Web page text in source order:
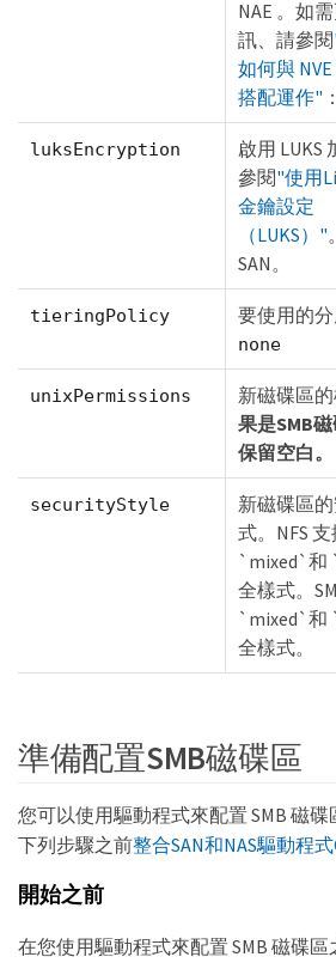
NAE 。如
訊、請參閱
如何與 NVE
搭配運作"
luksEncryption
啟用 LUKS
參閱"使用
金鑰設定
（LUKS）"
SAN。
tieringPolicy 要使用的
none
unixPermissions 新磁碟區的
果是SMB
保留空白。
securityStyle
新磁碟區
式。NFS 支
`mixed`和
全樣式。
`mixed`
全樣式。
準備配置SMB磁碟區
您可以使用驅動程式來配置 SMB 磁碟
下列步驟之前整合SAN和NAS驅動程式
開始之前
在您使用驅動程式來配置 SMB 磁碟區